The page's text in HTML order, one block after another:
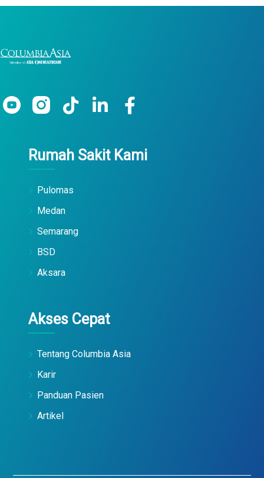
Rumah Sakit Kami
Pulomas
Medan
Semarang
BSD
Aksara
Akses Cepat
Tentang Columbia Asia
Karir
Panduan Pasien
Artikel